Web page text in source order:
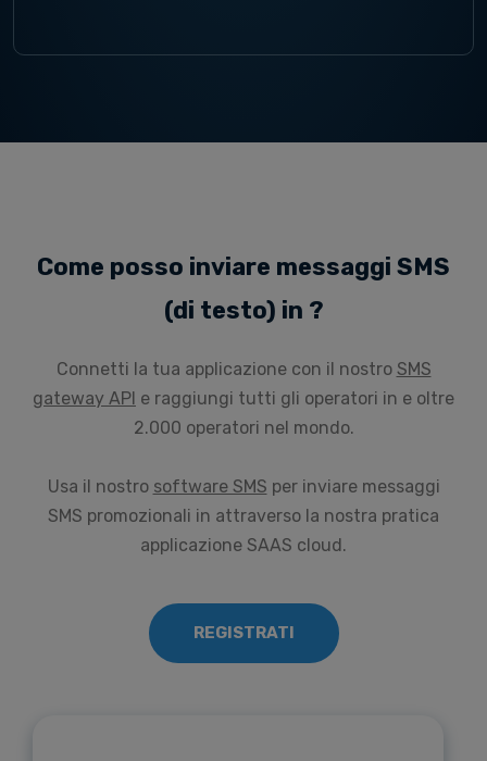
Come posso inviare messaggi SMS
(di testo) in ?
Connetti la tua applicazione con il nostro SMS
gateway API e raggiungi tutti gli operatori in e oltre
2.000 operatori nel mondo.
Usa il nostro software SMS per inviare messaggi
SMS promozionali in attraverso la nostra pratica
applicazione SAAS cloud.
REGISTRATI